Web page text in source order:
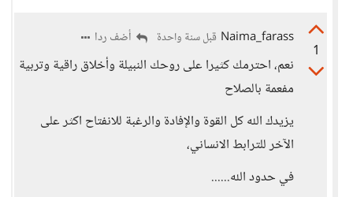
1
Naima_farass قبل سنة واحدة أضف ردا
نعم، احترمك كثيرا على روحك النبيلة وأخلاق راقية وتربية
مفعمة بالصلاح
يزيدك الله كل القوة والإفادة والرغبة للانفتاح اكثر على
الآخر للترابط الانساني،
في حدود الله......